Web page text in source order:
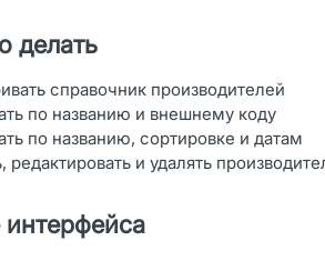
делать
справочник производителей
по названию и внешнему коду
по названию, сортировке и датам
редактировать и удалять